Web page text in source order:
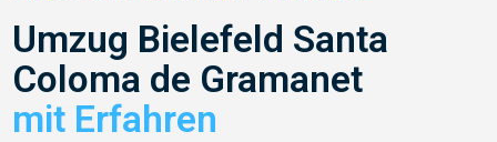
Umzug Bielefeld Santa
Coloma de Gramanet
mit Erfahren